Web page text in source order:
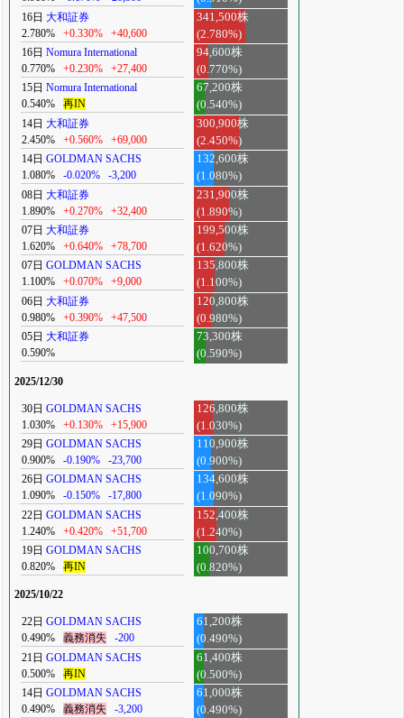
16日 大和証券
2.780%
+0.330% +40,600
341,500株
(2.780%)
16日 Nomura International
0.770%
+0.230% +27,400
94,600株
(0.770%)
15日 Nomura International
0.540%
再IN
67,200株
(0.540%)
14日 大和証券
2.450%
+0.560% +69,000
300,900株
(2.450%)
14日 GOLDMAN SACHS
1.080%
-0.020% -3,200
132,600株
(1.080%)
08日 大和証券
1.890%
+0.270% +32,400
231,900株
(1.890%)
07日 大和証券
1.620%
+0.640% +78,700
199,500株
(1.620%)
07日 GOLDMAN SACHS
1.100%
+0.070% +9,000
135,800株
(1.100%)
06日 大和証券
0.980%
+0.390% +47,500
120,800株
(0.980%)
05日 大和証券
0.590%
73,300株
(0.590%)
2025/12/30
30日 GOLDMAN SACHS
1.030%
+0.130% +15,900
126,800株
(1.030%)
29日 GOLDMAN SACHS
0.900%
-0.190% -23,700
110,900株
(0.900%)
26日 GOLDMAN SACHS
1.090%
-0.150% -17,800
134,600株
(1.090%)
22日 GOLDMAN SACHS
1.240%
+0.420% +51,700
152,400株
(1.240%)
19日 GOLDMAN SACHS
0.820%
再IN
100,700株
(0.820%)
2025/10/22
22日 GOLDMAN SACHS
0.490%
義務消失 -200
61,200株
(0.490%)
21日 GOLDMAN SACHS
0.500%
再IN
61,400株
(0.500%)
14日 GOLDMAN SACHS
0.490%
義務消失 -3,200
61,000株
(0.490%)